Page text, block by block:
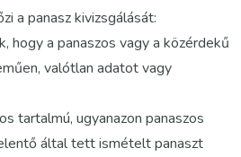
a panasz kivizsgálását:
hogy a panaszos vagy a közérdekű
valótlan adatot vagy
tartalmú, ugyanazon panaszos
által tett ismételt panaszt